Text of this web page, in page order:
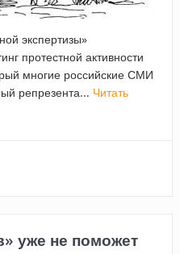
экспертизы»
протестной активности
многие российские СМИ
репрезента... Читать
уже не поможет